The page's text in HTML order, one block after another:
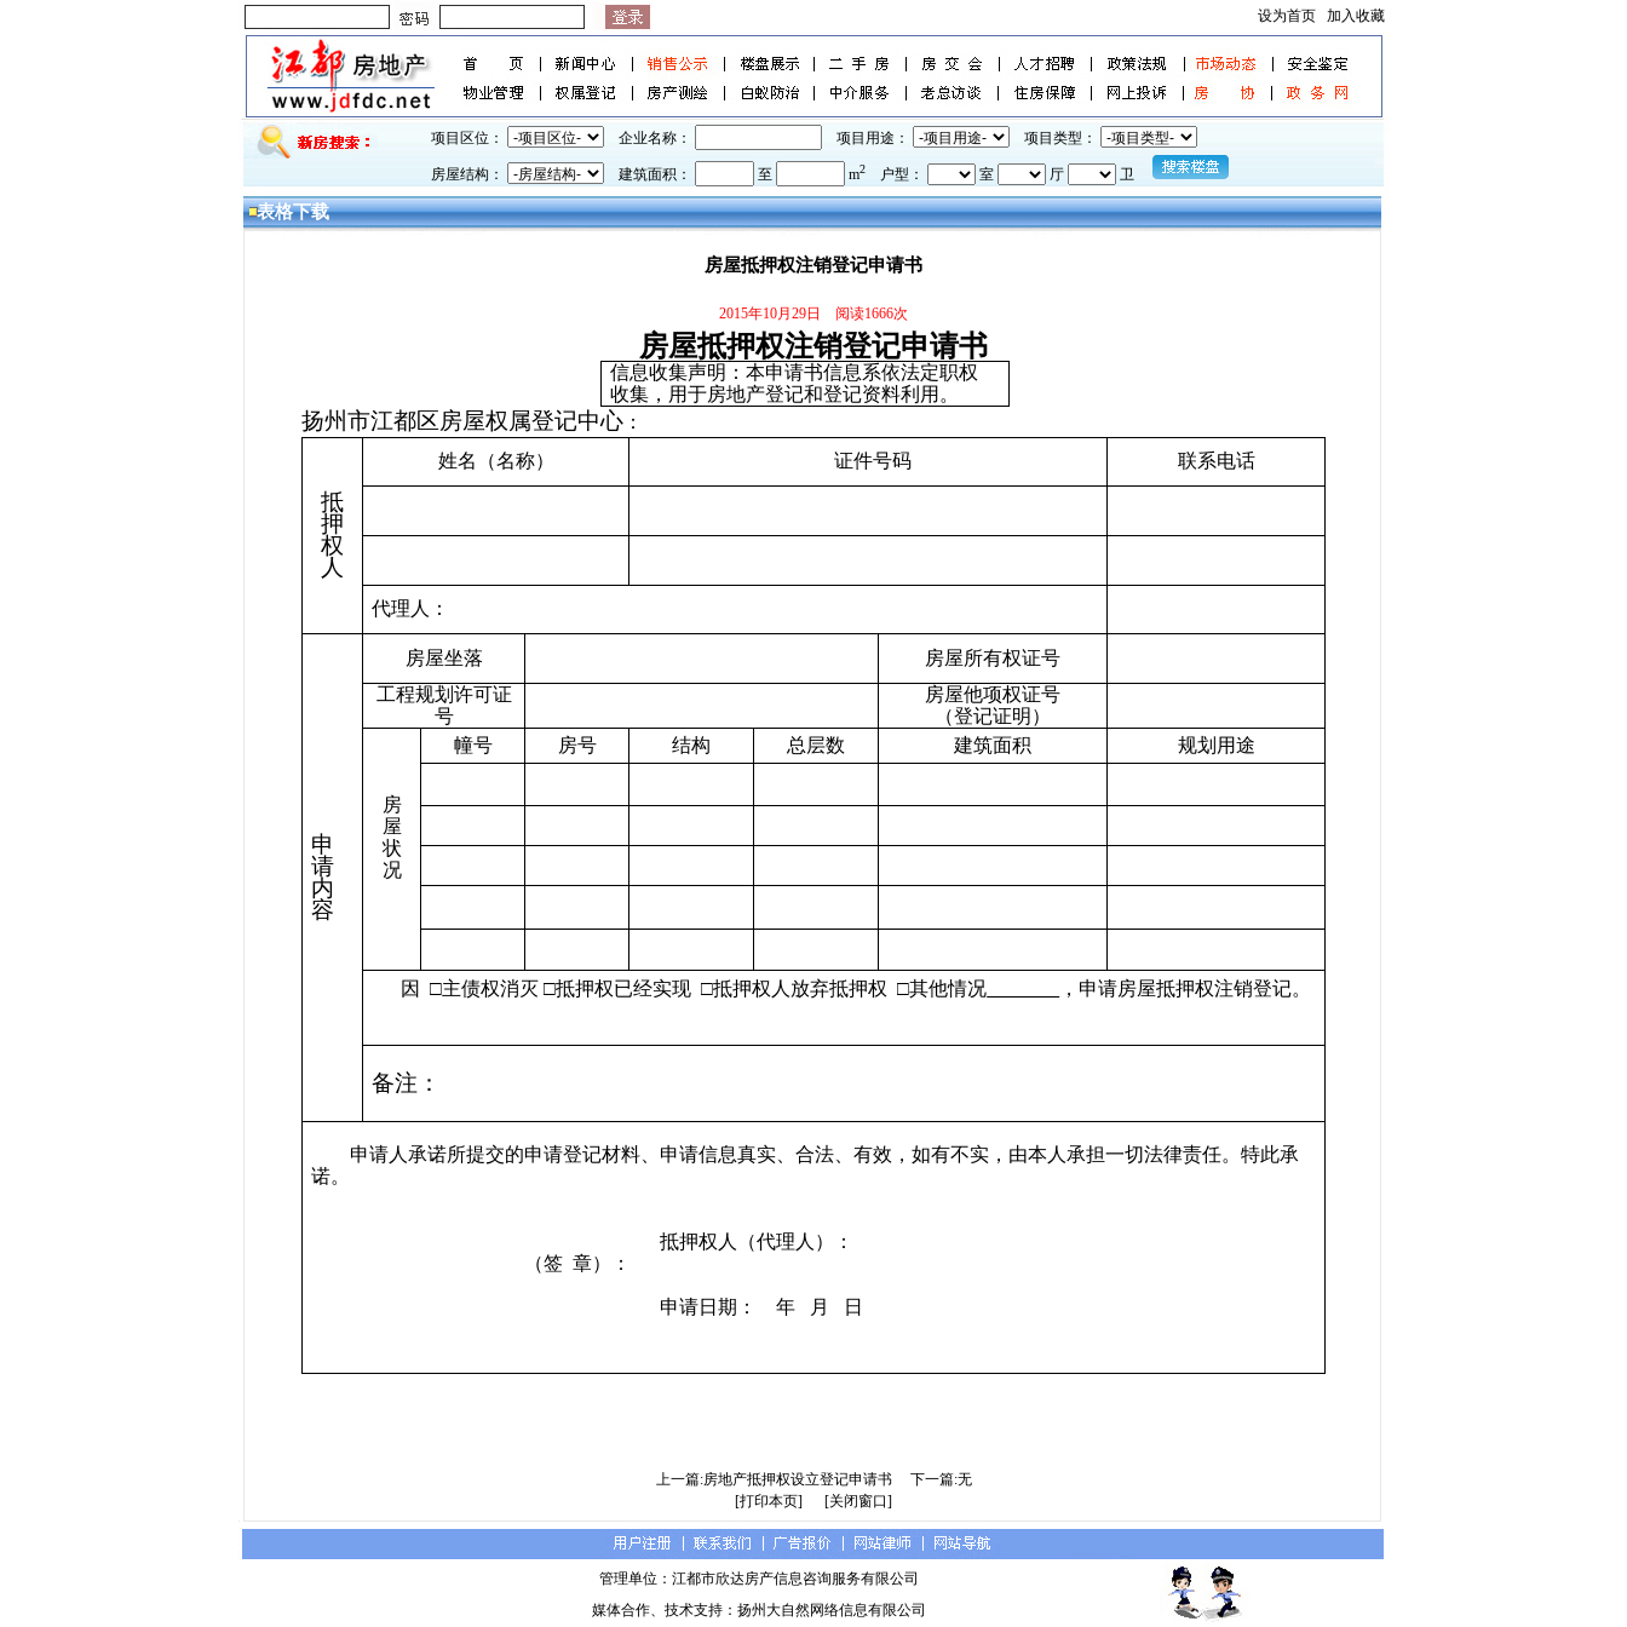
设为首页 加入收藏
项目区位： 企业名称： 项目用途： 项目类型：
房屋结构： 建筑面积： 至 m2 户型： 室 厅 卫
表格下载
房屋抵押权注销登记申请书
2015年10月29日 阅读1666次
房屋抵押权注销登记申请书
信息收集声明：本申请书信息系依法定职权
收集，用于房地产登记和登记资料利用。
扬州市江都区房屋权属登记中心 ：
抵
押
权
人
姓名（名称） 证件号码 联系电话
代理人：
申
请
内
容
房屋坐落
房屋所有权证号
工程规划许可证
号
房屋他项权证号
（登记证明）
房
屋
状
况
幢号 房号 结构 总层数 建筑面积 规划用途
因 □主债权消灭 □抵押权已经实现 □抵押权人放弃抵押权 □其他情况 ，申请房屋抵押权注销登记。
备注：
申请人承诺所提交的申请登记材料、申请信息真实、合法、有效，如有不实，由本人承担一切法律责任。特此承
诺。
抵押权人（代理人）：
（签 章）：
申请日期： 年 月 日
上一篇:房地产抵押权设立登记申请书下一篇:无
[打印本页]
[关闭窗口]
管理单位：江都市欣达房产信息咨询服务有限公司
媒体合作、技术支持：扬州大自然网络信息有限公司